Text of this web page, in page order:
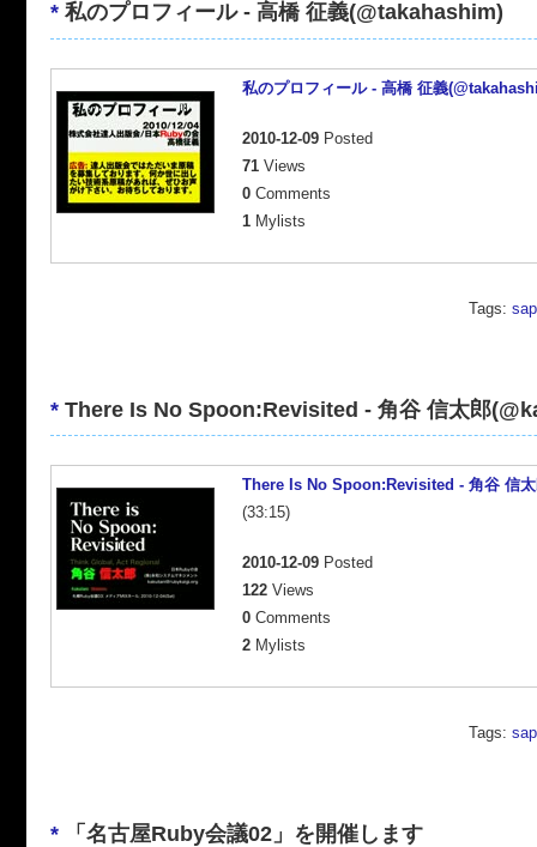
* 私のプロフィール - 高橋 征義(@takahashim)
私のプロフィール - 高橋 征義
2010-12-09 Posted
71 Views
0 Comments
1 Mylists
Tags:
* There Is No Spoon:Revisited - 角谷 信太郎
There Is No Spoon:Revisited - 角谷 信
(33:15)
2010-12-09 Posted
122 Views
0 Comments
2 Mylists
Tags:
* 「名古屋Ruby会議02」を開催します